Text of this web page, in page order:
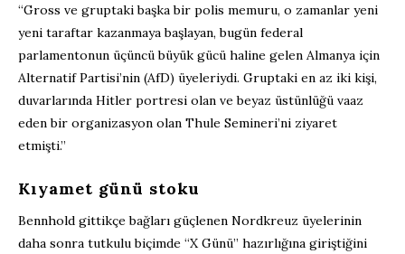
“Gross ve gruptaki başka bir polis memuru, o zamanlar yeni
yeni taraftar kazanmaya başlayan, bugün federal
parlamentonun üçüncü büyük gücü haline gelen Almanya için
Alternatif Partisi’nin (AfD) üyeleriydi. Gruptaki en az iki kişi,
duvarlarında Hitler portresi olan ve beyaz üstünlüğü vaaz
eden bir organizasyon olan Thule Semineri’ni ziyaret
etmişti.”
Kıyamet günü stoku
Bennhold gittikçe bağları güçlenen Nordkreuz üyelerinin
daha sonra tutkulu biçimde “X Günü” hazırlığına giriştiğini